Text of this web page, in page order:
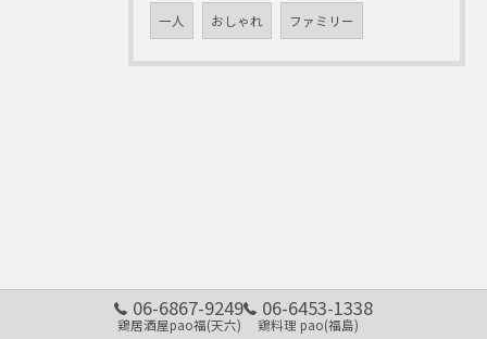
一人 おしゃれ ファミリー
06-6867-9249
鶏居酒屋pao福(天六)
06-6453-1338
鶏料理 pao(福島)